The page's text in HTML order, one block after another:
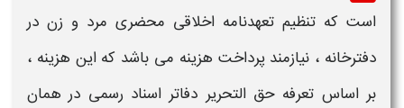
است که تنظیم تعهدنامه اخلاقی محضری مرد و زن در
دفترخانه ، نیازمند پرداخت هزینه می باشد که این هزینه ،
بر اساس تعرفه حق التحریر دفاتر اسناد رسمی در همان